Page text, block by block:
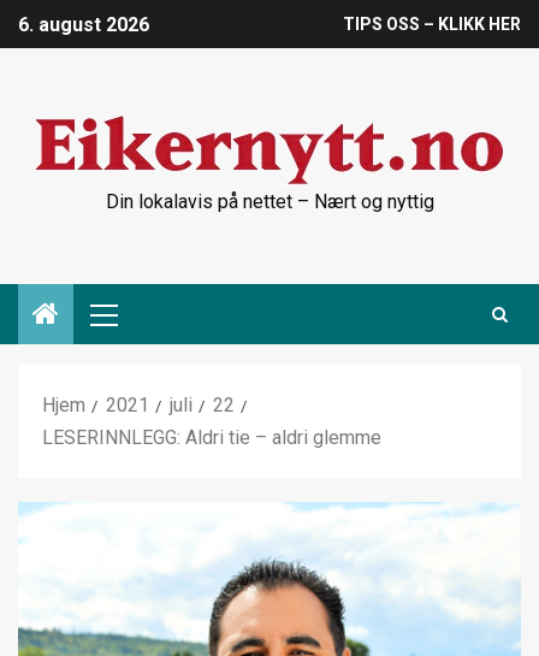
6. august 2026 TIPS OSS – KLIKK HER
Din lokalavis på nettet – Nært og nyttig
Hjem 2021 juli
22
LESERINNLEGG: Aldri tie – aldri glemme